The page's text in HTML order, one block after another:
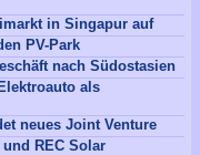
in Singapur auf
PV-Park
nach Südostasien
als
neues Joint Venture
REC Solar